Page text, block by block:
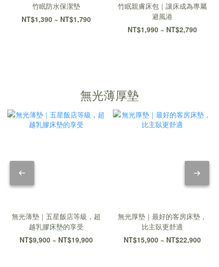
竹眠防水保潔墊
NT$1,390 ~ NT$1,790
竹眠親膚床包｜讓床成為專屬
避風港
NT$1,990 ~ NT$2,790
無光薄厚墊
無光薄墊｜五星飯店等級，超
越乳膠床墊的享受
NT$9,900 ~ NT$19,900
無光厚墊｜最好的客房床墊，
比主臥更舒適
NT$15,900 ~ NT$22,900